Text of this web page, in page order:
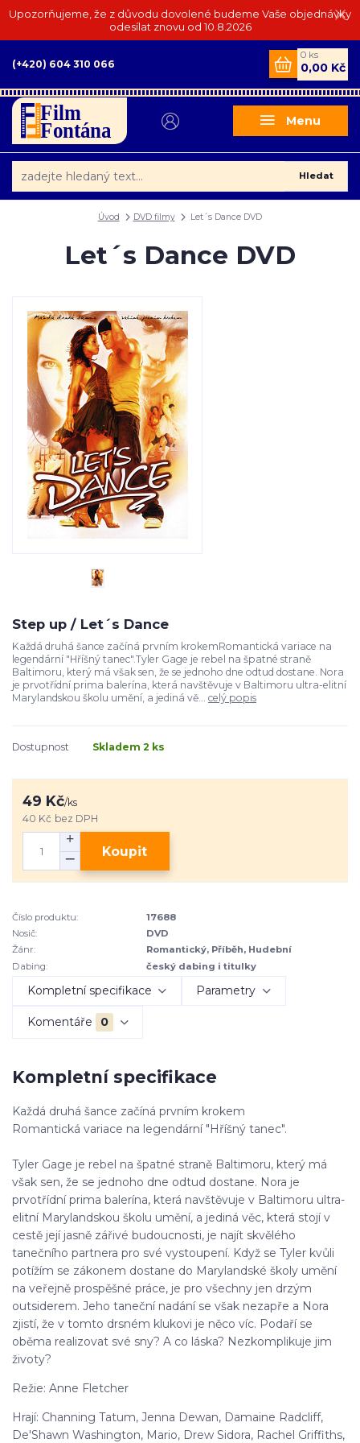
Upozorňujeme, že z důvodu dovolené budeme Vaše objednávky
odesílat znovu od 10.8.2026
Menu
Hledat
(+420) 604 310 066
0 ks
0,00 Kč
Úvod DVD filmy Let´s Dance DVD
Let´s Dance DVD
Step up / Let´s Dance
Každá druhá šance začíná prvním krokemRomantická variace na
legendární "Hříšný tanec".Tyler Gage je rebel na špatné straně
Baltimoru, který má však sen, že se jednoho dne odtud dostane. Nora
je prvotřídní prima balerína, která navštěvuje v Baltimoru ultra-elitní
Marylandskou školu umění, a jediná vě... celý popis
Dostupnost Skladem 2 ks
49 Kč/ks
40 Kč bez DPH
Koupit
Číslo produktu:
17688
Nosič:
DVD
Žánr:
Romantický, Příběh, Hudební
Dabing:
český dabing i titulky
Kompletní specifikace Parametry
Komentáře 0
Kompletní specifikace
Každá druhá šance začíná prvním krokem
Romantická variace na legendární "Hříšný tanec".
Tyler Gage je rebel na špatné straně Baltimoru, který má
však sen, že se jednoho dne odtud dostane. Nora je
prvotřídní prima balerína, která navštěvuje v Baltimoru ultra-
elitní Marylandskou školu umění, a jediná věc, která stojí v
cestě její jasně zářivé budoucnosti, je najít skvělého
tanečního partnera pro své vystoupení. Když se Tyler kvůli
potížím se zákonem dostane do Marylandské školy umění
na veřejně prospěšné práce, je pro všechny jen drzým
outsiderem. Jeho taneční nadání se však nezapře a Nora
zjistí, že v tomto drsném klukovi je něco víc. Podaří se
oběma realizovat své sny? A co láska? Nezkomplikuje jim
životy?
Režie: Anne Fletcher
Hrají: Channing Tatum, Jenna Dewan, Damaine Radcliff,
De'Shawn Washington, Mario, Drew Sidora, Rachel Griffiths,